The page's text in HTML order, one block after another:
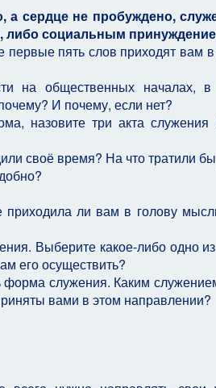
сердце не пробуждено,
либо социальным
первые пять слов приходят вам
на общественных началах,
И почему, если нет?
назовите три акта служения
своё время? На что тратили
ли вам в голову
Выберите какое-либо одно
его осуществить?
форма служения. Каким
вами в этом направлении?